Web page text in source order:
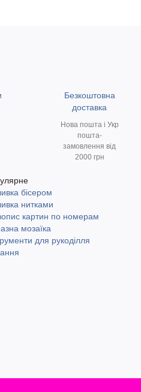
Безкоштовна
доставка
Нова пошта і Укр
пошта-
замовлення від
2000 грн
бісером
нитками
картин по номерам
мозаїка
для рукоділля